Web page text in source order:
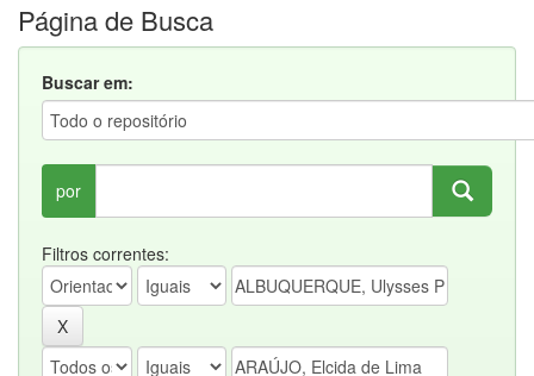
Página de Busca
Buscar em:
por
Filtros correntes: